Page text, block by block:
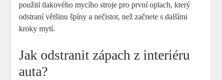
použití tlakového mycího stroje pro první oplach, který
odstraní většinu špíny a nečistot, než začnete s dalšími
kroky mytí.
Jak odstranit zápach z interiéru
auta?